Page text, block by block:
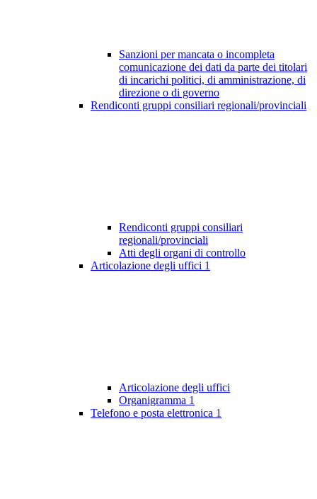
Sanzioni per mancata o incompleta
comunicazione dei dati da parte dei titolari
di incarichi politici, di amministrazione, di
direzione o di governo
Rendiconti gruppi consiliari regionali/provinciali
Rendiconti gruppi consiliari
regionali/provinciali
Atti degli organi di controllo
Articolazione degli uffici 1
Articolazione degli uffici
Organigramma 1
Telefono e posta elettronica 1